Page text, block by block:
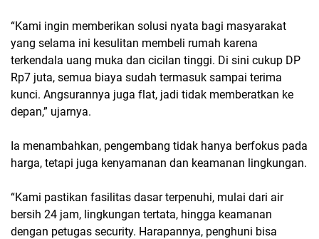
“Kami ingin memberikan solusi nyata bagi masyarakat
yang selama ini kesulitan membeli rumah karena
terkendala uang muka dan cicilan tinggi. Di sini cukup DP
Rp7 juta, semua biaya sudah termasuk sampai terima
kunci. Angsurannya juga flat, jadi tidak memberatkan ke
depan,” ujarnya.
Ia menambahkan, pengembang tidak hanya berfokus pada
harga, tetapi juga kenyamanan dan keamanan lingkungan.
“Kami pastikan fasilitas dasar terpenuhi, mulai dari air
bersih 24 jam, lingkungan tertata, hingga keamanan
dengan petugas security. Harapannya, penghuni bisa